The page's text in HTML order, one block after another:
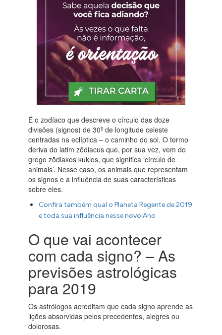
É o zodíaco que descreve o círculo das doze
divisões (signos) de 30º de longitude celeste
centradas na eclíptica – o caminho do sol. O termo
deriva do latim zōdiacus que, por sua vez, vem do
grego zōdiakos kuklos, que significa ‘círculo de
animais’. Nesse caso, os animais que representam
os signos e a influência de suas características
sobre eles.
Confira também qual o Planeta Regente de 2019
e toda sua influência nesse novo Ano
O que vai acontecer
com cada signo? – As
previsões astrológicas
para 2019
Os astrólogos acreditam que cada signo aprende as
lições absorvidas pelos precedentes, alegres ou
dolorosas.